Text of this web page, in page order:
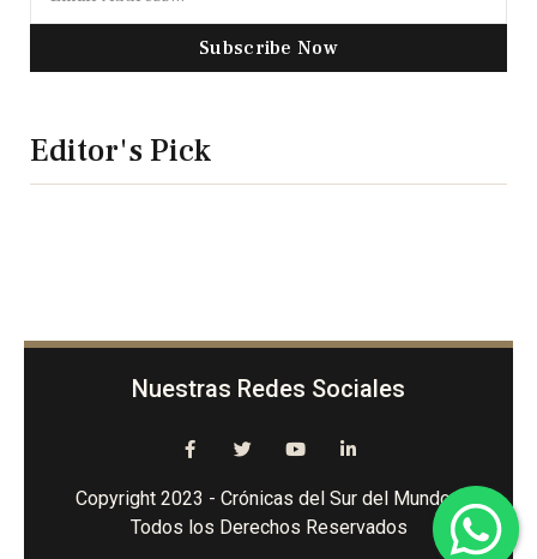
Subscribe Now
Editor's Pick
Nuestras Redes Sociales
Copyright 2023 - Crónicas del Sur del Mundo -
Todos los Derechos Reservados